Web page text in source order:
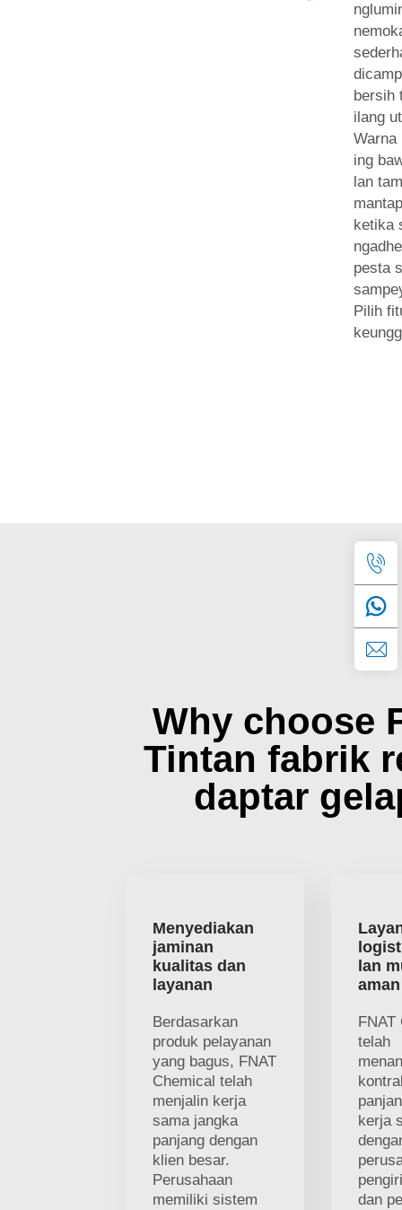
bersih
ilang
Warna
ing
lan
ketika
pesta
Pilih
Why choose
Tintan fabrik
daptar
Menyediakan
jaminan
kualitas dan
layanan
Berdasarkan
produk pelayanan
yang bagus, FNAT
Chemical telah
menjalin kerja
sama jangka
panjang dengan
klien besar.
Perusahaan
memiliki sistem
lan
FNAT
telah
kerja
dan